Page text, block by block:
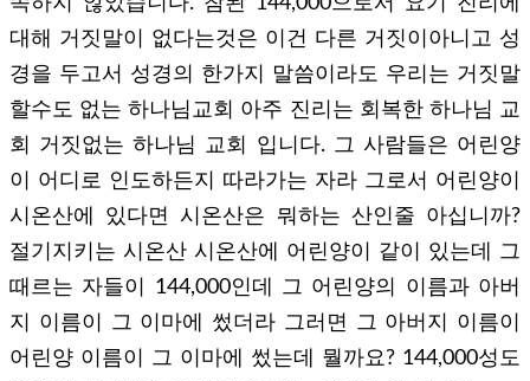
대해 거짓말이 없다는것은 이건 다른 거짓이아니고 성
경을 두고서 성경의 한가지 말씀이라도 우리는 거짓말
할수도 없는 하나님교회 아주 진리는 회복한 하나님 교
회 거짓없는 하나님 교회 입니다. 그 사람들은 어린양
이 어디로 인도하든지 따라가는 자라 그로서 어린양이
시온산에 있다면 시온산은 뭐하는 산인줄 아십니까?
절기지키는 시온산 시온산에 어린양이 같이 있는데 그
때르는 자들이 144,000인데 그 어린양의 이름과 아버
지 이름이 그 이마에 썼더라 그러면 그 아버지 이름이
어린양 이름이 그 이마에 썼는데 뭘까요? 144,000성도